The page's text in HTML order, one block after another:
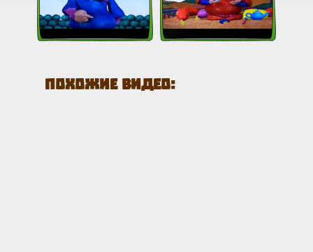
Похожие видео: